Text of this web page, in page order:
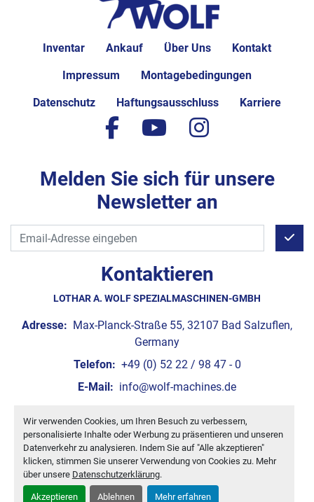
Wir verwenden Cookies, um Ihren Besuch zu verbessern,
personalisierte Inhalte oder Werbung zu präsentieren und unseren
Datenverkehr zu analysieren. Indem Sie auf "Alle akzeptieren"
klicken, stimmen Sie unserer Verwendung von Cookies zu. Mehr
über unsere Datenschutzerklärung.
Akzeptieren Ablehnen Mehr erfahren
Inventar Ankauf Über Uns Kontakt
Impressum Montagebedingungen
Datenschutz Haftungsausschluss Karriere
Kontaktieren
LOTHAR A. WOLF SPEZIALMASCHINEN-GMBH
Adresse: Max-Planck-Straße 55, 32107 Bad Salzuflen,
Germany
Telefon: +49 (0) 52 22 / 98 47 - 0
E-Mail: info@wolf-machines.de
Cookie-Einstellungen
Machinio System-Website vonMachinio
facebook
youtubeinstagram
Melden Sie sich für unsere
Newsletter an